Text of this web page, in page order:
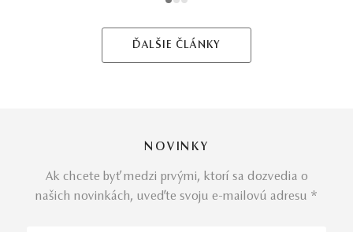
1 2 3
ĎALŠIE ČLÁNKY
NOVINKY
Ak chcete byť medzi prvými, ktorí sa dozvedia o
našich novinkách, uveďte svoju e-mailovú adresu *